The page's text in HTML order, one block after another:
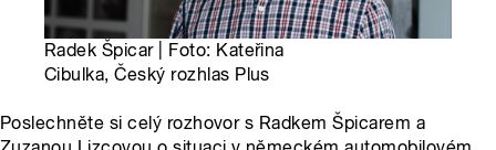
Radek Špicar | Foto: Kateřina
Cibulka, Český rozhlas Plus
Poslechněte si celý rozhovor s Radkem Špicarem a